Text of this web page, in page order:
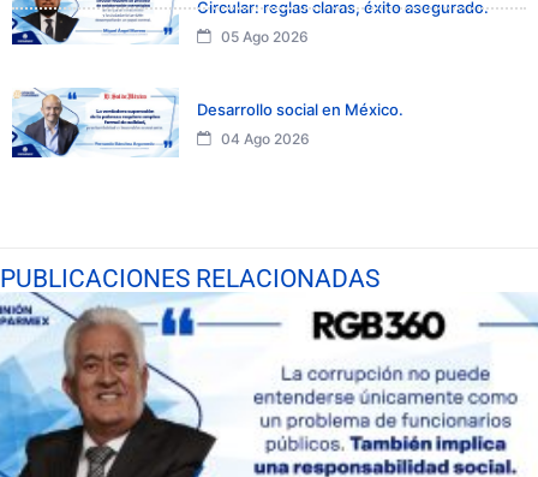
Circular: reglas claras, éxito asegurado.
05 Ago 2026
Desarrollo social en México.
04 Ago 2026
PUBLICACIONES RELACIONADAS